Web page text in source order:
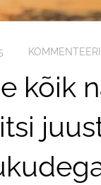
KOMMENTEERI
kõik